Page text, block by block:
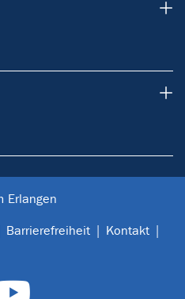
Erlangen
Barrierefreiheit
Kontakt